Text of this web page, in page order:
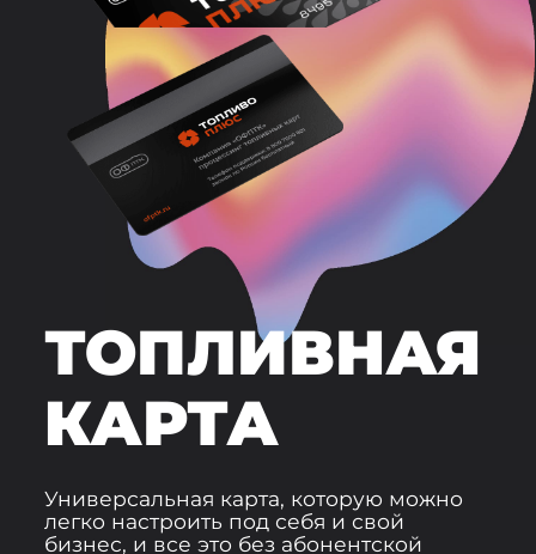
ТОПЛИВНАЯ
КАРТА
Универсальная карта, которую можно
легко настроить под себя и свой
бизнес, и все это без абонентской